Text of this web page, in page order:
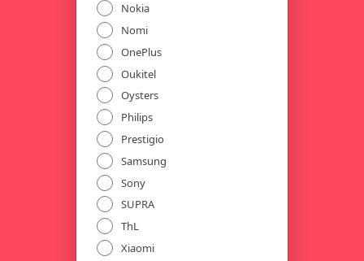
Nokia
Nomi
OnePlus
Oukitel
Oysters
Philips
Prestigio
Samsung
Sony
SUPRA
ThL
Xiaomi